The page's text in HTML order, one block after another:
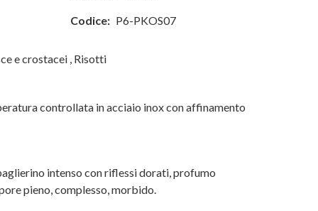
Codice: P6-PKOS07
e crostacei , Risotti
controllata in acciaio inox con affinamento
intenso con riflessi dorati, profumo
pieno, complesso, morbido.